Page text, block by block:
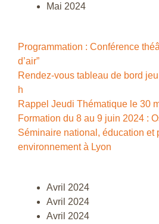
Mai 2024
Programmation : Conférence
d’air”
Rendez-vous tableau de bord
h
Rappel Jeudi Thématique le 30
Formation du 8 au 9 juin 2024 :
Séminaire national, éducation et
environnement à Lyon
Avril 2024
Avril 2024
Avril 2024